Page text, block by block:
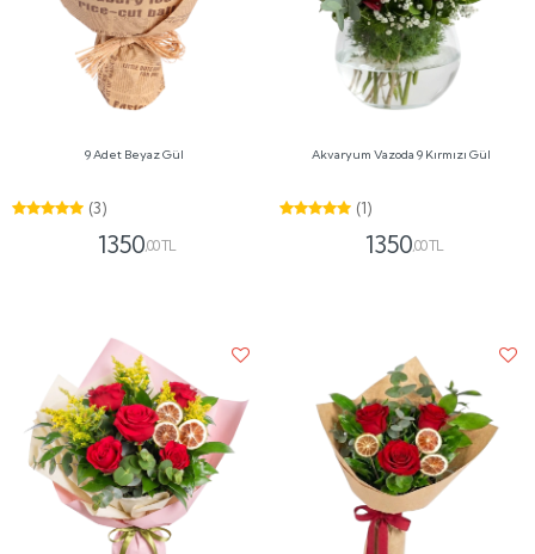
9 Adet Beyaz Gül
(3)
1350,00 TL
Akvaryum Vazoda 9 Kırmızı Gül
(1)
1350,00 TL